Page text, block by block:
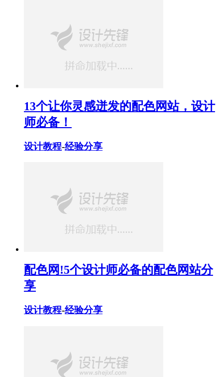
13个让你灵感迸发的配色网站，设计
师必备！
设计教程-经验分享
配色网!5个设计师必备的配色网站分
享
设计教程-经验分享